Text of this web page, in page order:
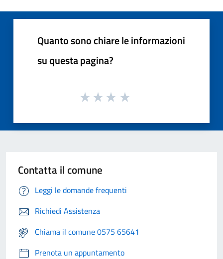
Quanto sono chiare le informazioni
su questa pagina?
Contatta il comune
Leggi le domande frequenti
Richiedi Assistenza
Chiama il comune 0575 65641
Prenota un appuntamento